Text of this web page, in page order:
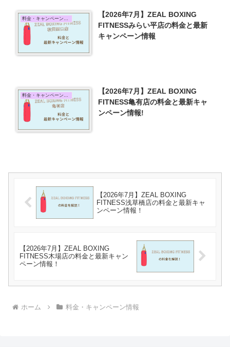
料金・キャンペーン情報
【2026年7月】ZEAL BOXING
FITNESSみらい平店の料金と最新
キャンペーン情報
【2026年7月】ZEAL BOXING
FITNESS亀有店の料金と最新キャ
ンペーン情報!
【2026年7月】ZEAL BOXING
FITNESS浅草橋店の料金と最新キャ
ンペーン情報！
【2026年7月】ZEAL BOXING
FITNESS木場店の料金と最新キャン
ペーン情報！
ホーム 料金・キャンペーン情報